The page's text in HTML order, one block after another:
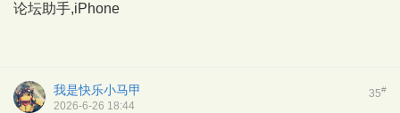
论坛助手,iPhone
35#
我是快乐小马甲
2026-6-26 18:44